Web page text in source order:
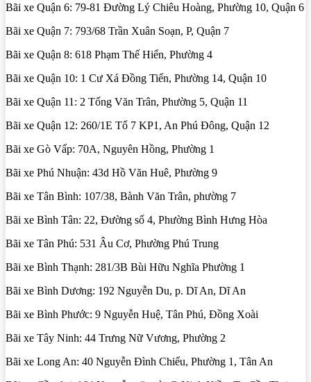
Bãi xe Quận 6: 79-81 Đường Lý Chiêu Hoàng, Phường 10, Quận 6
Bãi xe Quận 7: 793/68 Trần Xuân Soạn, P, Quận 7
Bãi xe Quận 8: 618 Phạm Thế Hiển, Phường 4
Bãi xe Quận 10: 1 Cư Xá Đồng Tiến, Phường 14, Quận 10
Bãi xe Quận 11: 2 Tống Văn Trân, Phường 5, Quận 11
Bãi xe Quận 12: 260/1E Tổ 7 KP1, An Phú Đông, Quận 12
Bãi xe Gò Vấp: 70A, Nguyên Hồng, Phường 1
Bãi xe Phú Nhuận: 43d Hồ Văn Huê, Phường 9
Bãi xe Tân Bình: 107/38, Bành Văn Trân, phường 7
Bãi xe Bình Tân: 22, Đường số 4, Phường Bình Hưng Hòa
Bãi xe Tân Phú: 531 Âu Cơ, Phường Phú Trung
Bãi xe Bình Thạnh: 281/3B Bùi Hữu Nghĩa Phường 1
Bãi xe Bình Dương: 192 Nguyễn Du, p. Dĩ An, Dĩ An
Bãi xe Bình Phước: 9 Nguyễn Huệ, Tân Phú, Đồng Xoài
Bãi xe Tây Ninh: 44 Trưng Nữ Vương, Phường 2
Bãi xe Long An: 40 Nguyễn Đình Chiểu, Phường 1, Tân An